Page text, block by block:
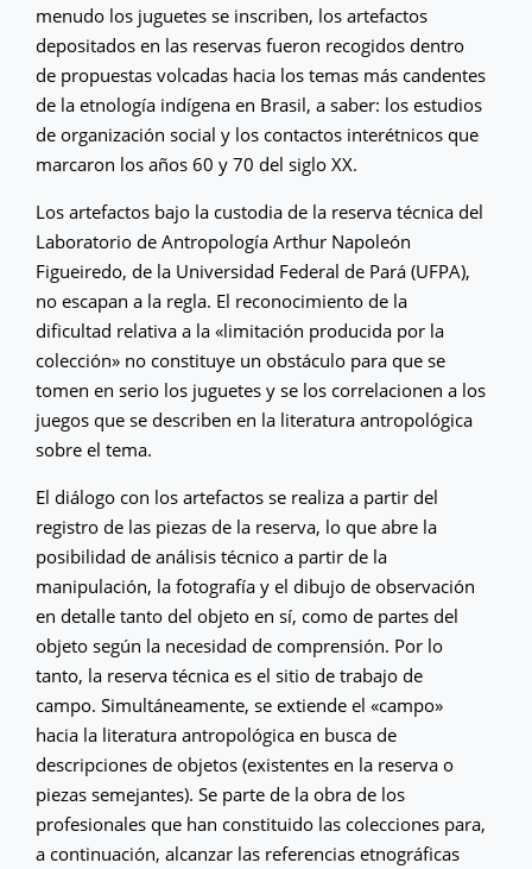
menudo los juguetes se inscriben, los artefactos
depositados en las reservas fueron recogidos dentro
de propuestas volcadas hacia los temas más candentes
de la etnología indígena en Brasil, a saber: los estudios
de organización social y los contactos interétnicos que
marcaron los años 60 y 70 del siglo XX.
Los artefactos bajo la custodia de la reserva técnica del
Laboratorio de Antropología Arthur Napoleón
Figueiredo, de la Universidad Federal de Pará (UFPA),
no escapan a la regla. El reconocimiento de la
dificultad relativa a la «limitación producida por la
colección» no constituye un obstáculo para que se
tomen en serio los juguetes y se los correlacionen a los
juegos que se describen en la literatura antropológica
sobre el tema.
El diálogo con los artefactos se realiza a partir del
registro de las piezas de la reserva, lo que abre la
posibilidad de análisis técnico a partir de la
manipulación, la fotografía y el dibujo de observación
en detalle tanto del objeto en sí, como de partes del
objeto según la necesidad de comprensión. Por lo
tanto, la reserva técnica es el sitio de trabajo de
campo. Simultáneamente, se extiende el «campo»
hacia la literatura antropológica en busca de
descripciones de objetos (existentes en la reserva o
piezas semejantes). Se parte de la obra de los
profesionales que han constituido las colecciones para,
a continuación, alcanzar las referencias etnográficas